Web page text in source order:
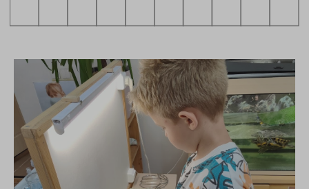
КОНТАКТЫ
телефон
8 (495) 260-83-25
почта
montessori.sad@gmail.com